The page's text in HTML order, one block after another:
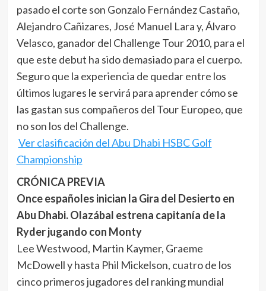
pasado el corte son Gonzalo Fernández Castaño,
Alejandro Cañizares, José Manuel Lara y, Álvaro
Velasco, ganador del Challenge Tour 2010, para el
que este debut ha sido demasiado para el cuerpo.
Seguro que la experiencia de quedar entre los
últimos lugares le servirá para aprender cómo se
las gastan sus compañeros del Tour Europeo, que
no son los del Challenge.
Ver clasificación del Abu Dhabi HSBC Golf
Championship
CRÓNICA PREVIA
Once españoles inician la Gira del Desierto en
Abu Dhabi. Olazábal estrena capitanía de la
Ryder jugando con Monty
Lee Westwood, Martin Kaymer, Graeme
McDowell y hasta Phil Mickelson, cuatro de los
cinco primeros jugadores del ranking mundial